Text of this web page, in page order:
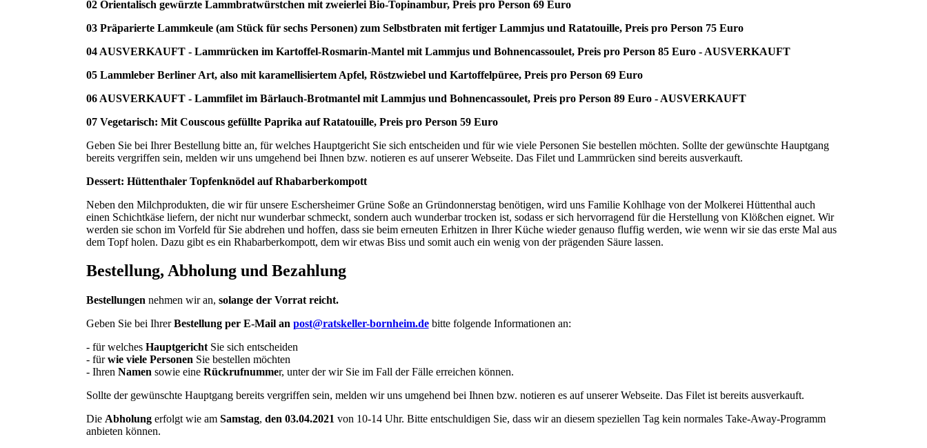
02 Orientalisch gewürzte Lammbratwürstchen mit zweierlei Bio-Topinambur, Preis pro Person 69 Euro
03 Präparierte Lammkeule (am Stück für sechs Personen) zum Selbstbraten mit fertiger Lammjus und Ratatouille, Preis pro Person 75 Euro
04 AUSVERKAUFT - Lammrücken im Kartoffel-Rosmarin-Mantel mit Lammjus und Bohnencassoulet, Preis pro Person 85 Euro - AUSVERKAUFT
05 Lammleber Berliner Art, also mit karamellisiertem Apfel, Röstzwiebel und Kartoffelpüree, Preis pro Person 69 Euro
06 AUSVERKAUFT - Lammfilet im Bärlauch-Brotmantel mit Lammjus und Bohnencassoulet, Preis pro Person 89 Euro - AUSVERKAUFT
07 Vegetarisch: Mit Couscous gefüllte Paprika auf Ratatouille, Preis pro Person 59 Euro
Geben Sie bei Ihrer Bestellung bitte an, für welches Hauptgericht Sie sich entscheiden und für wie viele Personen Sie bestellen möchten. Sollte der gewünschte Hauptgang
bereits vergriffen sein, melden wir uns umgehend bei Ihnen bzw. notieren es auf unserer Webseite. Das Filet und Lammrücken sind bereits ausverkauft.
Dessert: Hüttenthaler Topfenknödel auf Rhabarberkompott
Neben den Milchprodukten, die wir für unsere Eschersheimer Grüne Soße an Gründonnerstag benötigen, wird uns Familie Kohlhage von der Molkerei Hüttenthal auch
einen Schichtkäse liefern, der nicht nur wunderbar schmeckt, sondern auch wunderbar trocken ist, sodass er sich hervorragend für die Herstellung von Klößchen eignet. Wir
werden sie schon im Vorfeld für Sie abdrehen und hoffen, dass sie beim erneuten Erhitzen in Ihrer Küche wieder genauso fluffig werden, wie wenn wir sie das erste Mal aus
dem Topf holen. Dazu gibt es ein Rhabarberkompott, dem wir etwas Biss und somit auch ein wenig von der prägenden Säure lassen.
Bestellung, Abholung und Bezahlung
Bestellungen nehmen wir an, solange der Vorrat reicht.
Geben Sie bei IhrerBestellung per E-Mail an post@ratskeller-bornheim.debitte folgende Informationen an:
- für welches HauptgerichtSie sich entscheiden
- fürwie viele Personen Sie bestellen möchten
- Ihren Namen sowie eine Rückrufnummer, unter der wir Sie im Fall der Fälle erreichen können.
Sollte der gewünschte Hauptgang bereits vergriffen sein, melden wir uns umgehend bei Ihnen bzw. notieren es auf unserer Webseite. Das Filet ist bereits ausverkauft.
Die Abholungerfolgt wie am Samstag, den 03.04.2021 von 10-14 Uhr. Bitte entschuldigen Sie, dass wir an diesem speziellen Tag kein normales Take-Away-Programm
anbieten können.